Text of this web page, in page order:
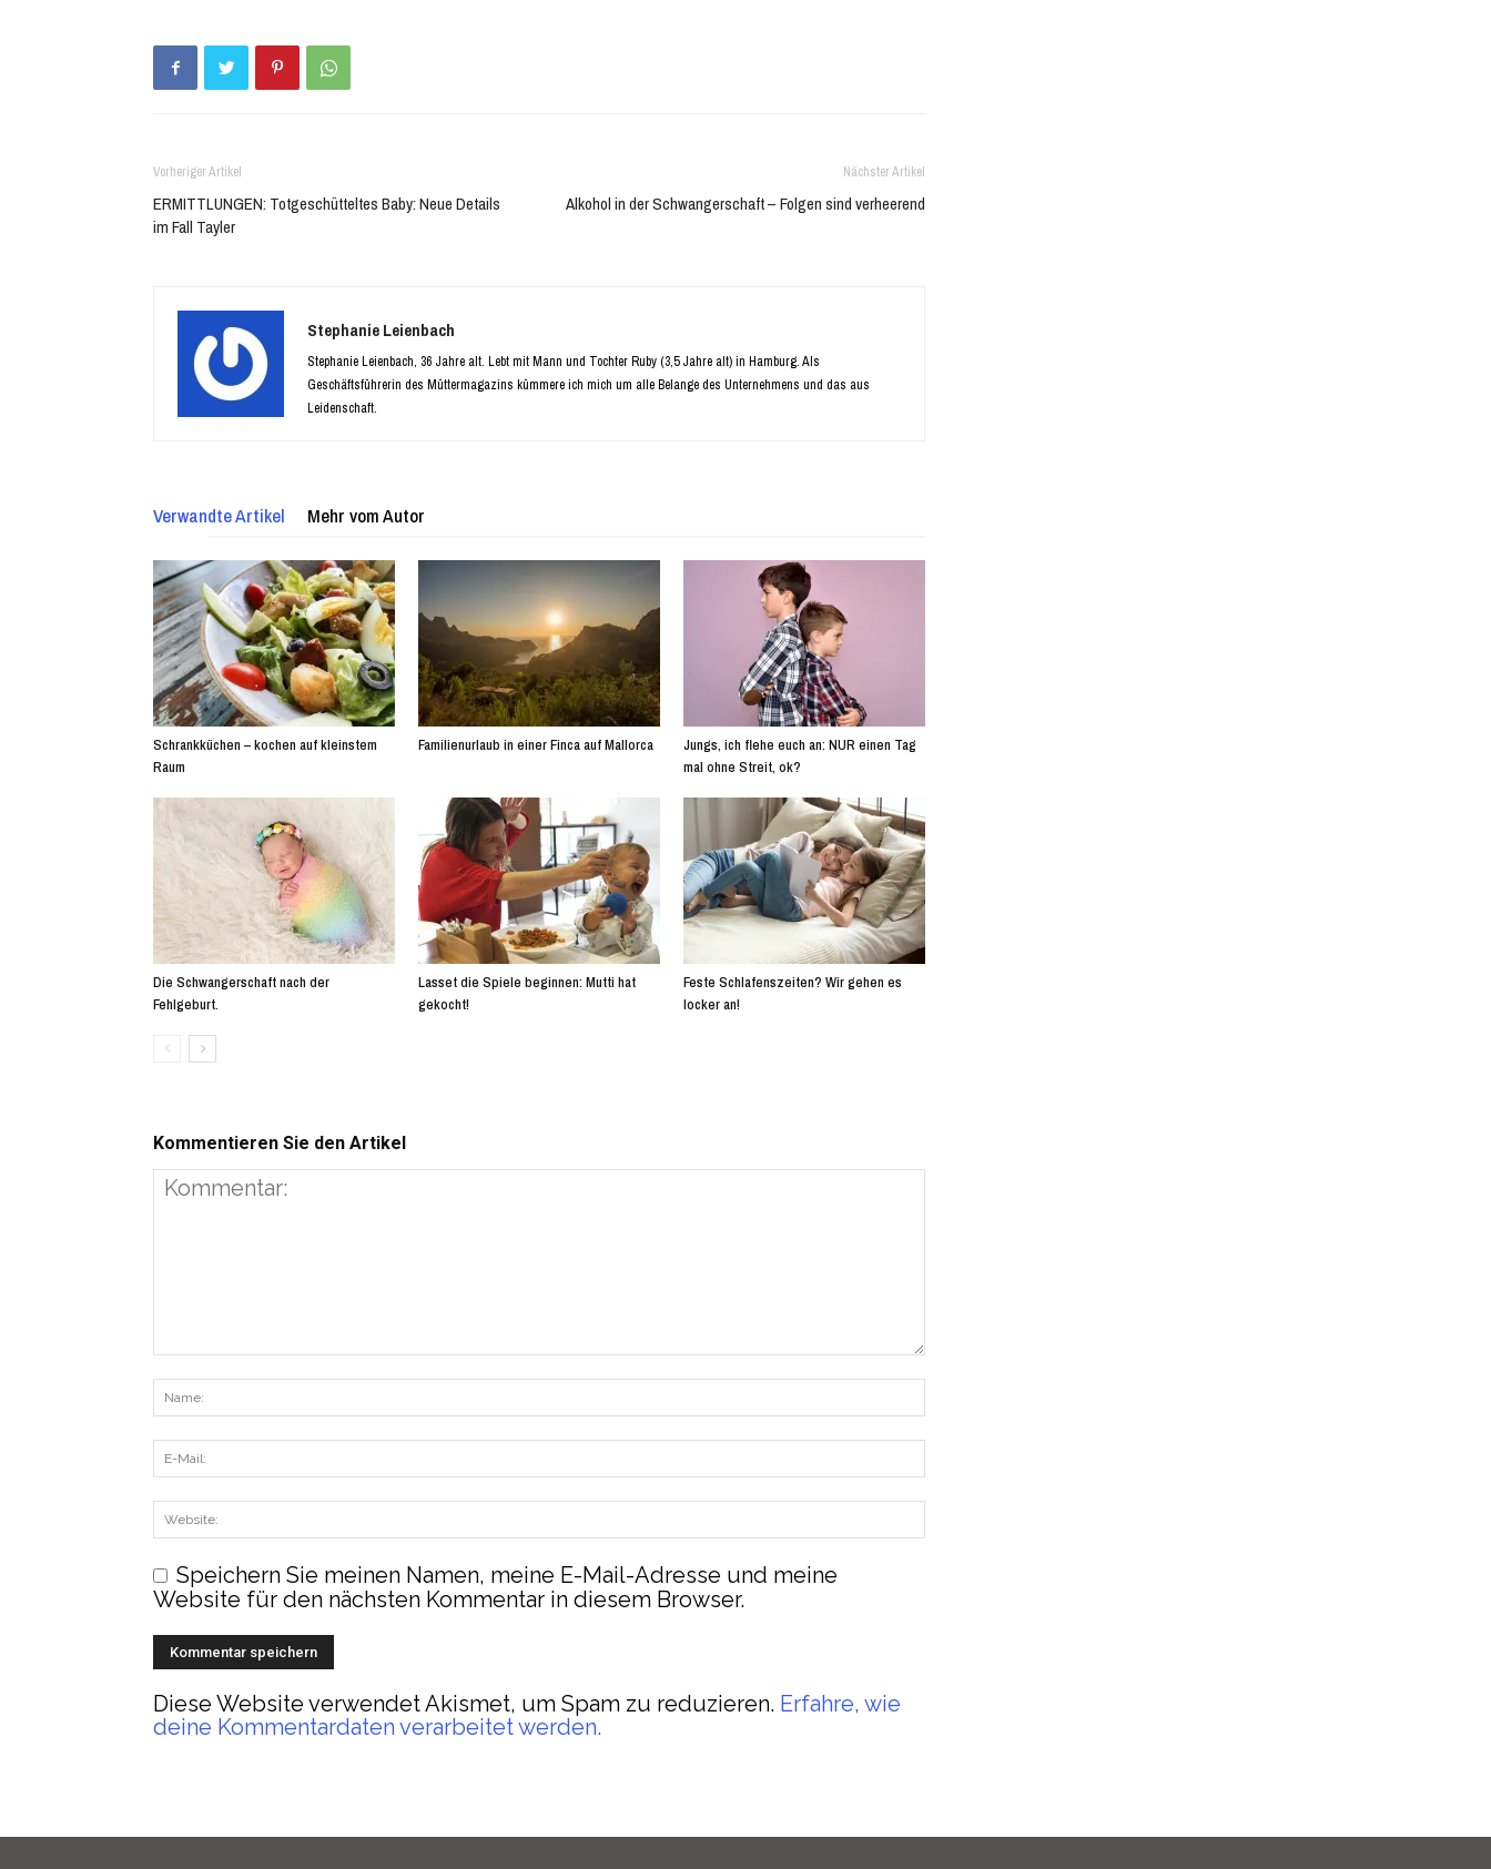
Vorheriger Artikel
ERMITTLUNGEN: Totgeschütteltes Baby: Neue Details
im Fall Tayler
Nächster Artikel
Alkohol in der Schwangerschaft – Folgen sind verheerend
Stephanie Leienbach
Stephanie Leienbach, 36 Jahre alt. Lebt mit Mann und Tochter Ruby (3,5 Jahre alt) in Hamburg. Als
Geschäftsführerin des Müttermagazins kümmere ich mich um alle Belange des Unternehmens und das aus
Leidenschaft.
Verwandte Artikel Mehr vom Autor
Schrankküchen – kochen auf kleinstem
Raum
Familienurlaub in einer Finca auf Mallorca
Jungs, ich flehe euch an: NUR einen Tag
mal ohne Streit, ok?
Die Schwangerschaft nach der
Fehlgeburt.
Lasset die Spiele beginnen: Mutti hat
gekocht!
Feste Schlafenszeiten? Wir gehen es
locker an!
Kommentieren Sie den Artikel
Speichern Sie meinen Namen, meine E-Mail-Adresse und meine
Website für den nächsten Kommentar in diesem Browser.
Diese Website verwendet Akismet, um Spam zu reduzieren. Erfahre, wie
deine Kommentardaten verarbeitet werden.